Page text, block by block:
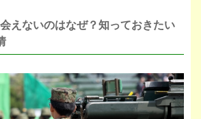
えないのはなぜ？知っておきたい